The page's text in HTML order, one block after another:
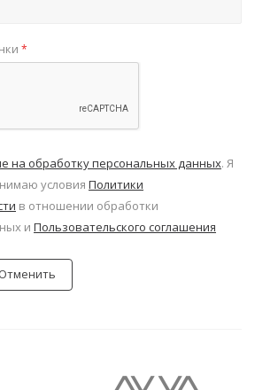
*
на обработку персональных данных. Я
условия Политики
в отношении обработки
и Пользовательского соглашения
Отменить